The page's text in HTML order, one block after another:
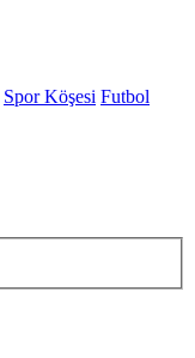
Spor Köşesi Futbol